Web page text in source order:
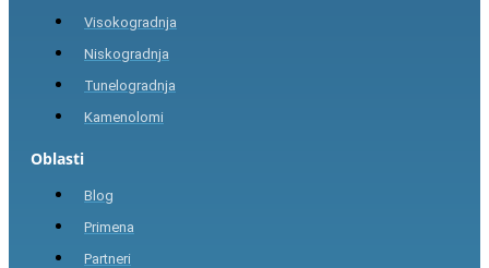
Visokogradnja
Niskogradnja
Tunelogradnja
Kamenolomi
Oblasti
Blog
Primena
Partneri